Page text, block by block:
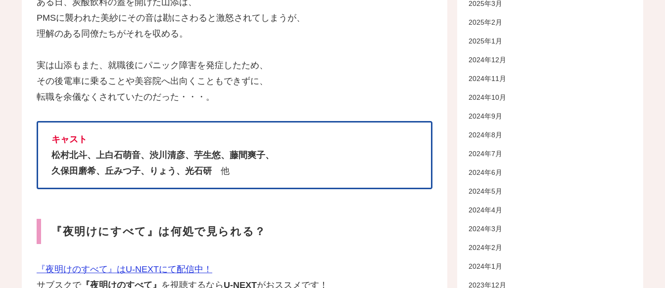
PMSに襲われた美紗にその音は勘にさわると激怒されてしまうが、
理解のある同僚たちがそれを収める。
実は山添もまた、就職後にパニック障害を発症したため、
その後電車に乗ることや美容院へ出向くこともできずに、
転職を余儀なくされていたのだった・・・。
キャスト
松村北斗、上白石萌音、渋川清彦、芋生悠、藤間爽子、
久保田磨希、丘みつ子、りょう、光石研 他
『夜明けにすべて』は何処で見られる？
『夜明けのすべて』はU-NEXTにて配信中！
サブスクで『夜明けのすべて』 を視聴するなら U-NEXTがおススメです！
2025年3月
2025年2月
2025年1月
2024年12月
2024年11月
2024年10月
2024年9月
2024年8月
2024年7月
2024年6月
2024年5月
2024年4月
2024年3月
2024年2月
2024年1月
2023年12月